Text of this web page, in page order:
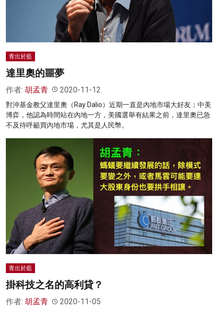
青出於藍
達里奧的噩夢
作者: 胡孟青 2020-11-12
對沖基金教父達里奧（Ray Dalio）近期一直是內地市場大好友；中美
博弈，他認為時間站在內地一方，美國選舉有結果之前，達里奧已急
不及待呼籲買內地市場，尤其是人民幣。
青出於藍
掛科技之名的高利貸？
作者: 胡孟青 2020-11-05